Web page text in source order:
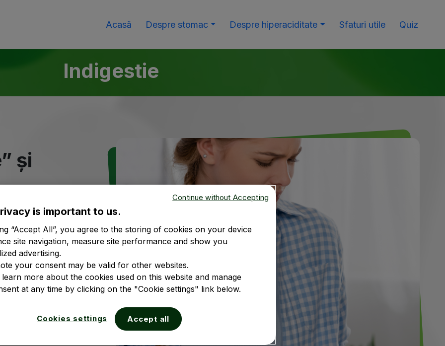
Acasă Despre stomac Despre hiperaciditate Sfaturi utile Quiz
Indigestie
și
serie lungă
din cauza
is important to us.
“Accept All”, you agree to the storing of cookies on your device
site navigation, measure site performance and show you
advertising.
your consent may be valid for other websites.
more about the cookies used on this website and manage
at any time by clicking on the "Cookie settings" link below.
Cookies settings Accept all
Continue without Accepting